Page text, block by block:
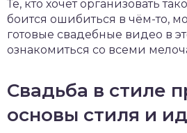
Те, кто хочет организовать
боится ошибиться в чём-то,
готовые свадебные видео в
ознакомиться со всеми
Свадьба в стиле
основы стиля и